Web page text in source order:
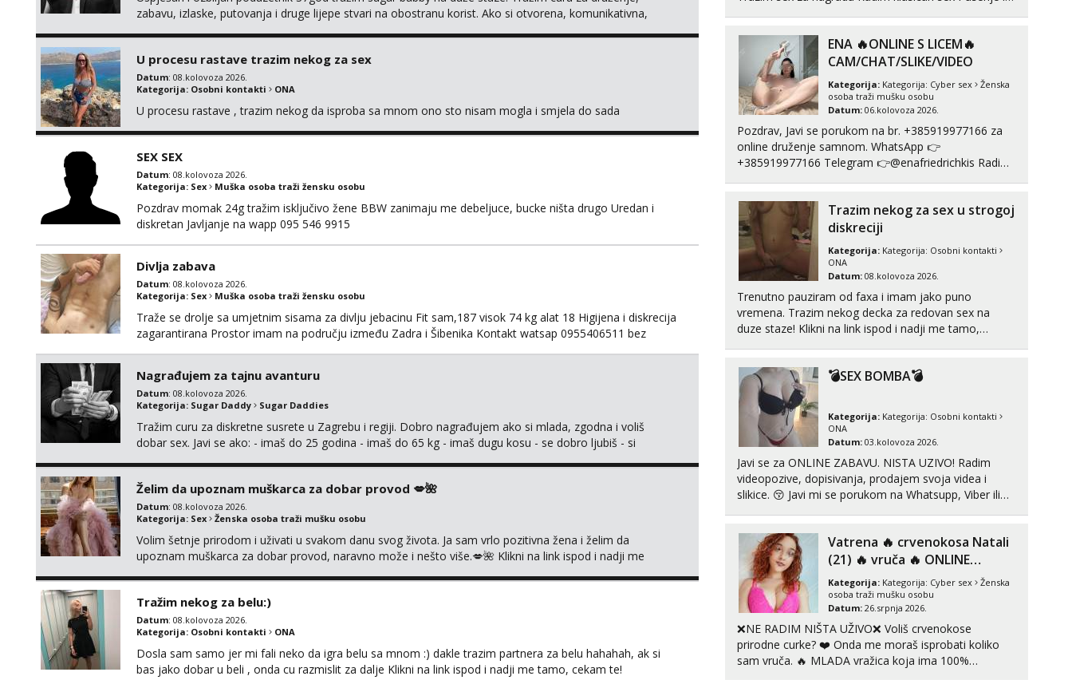
zabavu, izlaske, putovanja i druge lijepe stvari na obostranu korist. Ako si otvorena, komunikativna,
U procesu rastave trazim nekog za sex
Datum: 08.kolovoza 2026.
Kategorija: Osobni kontakti ONA
U procesu rastave , trazim nekog da isproba sa mnom ono sto nisam mogla i smjela do sada
SEX SEX
Datum: 08.kolovoza 2026.
Kategorija: Sex Muška osoba traži žensku osobu
Pozdrav momak 24g tražim isključivo žene BBW zanimaju me debeljuce, bucke ništa drugo Uredan i
diskretan Javljanje na wapp 095 546 9915
Divlja zabava
Datum: 08.kolovoza 2026.
Kategorija: Sex Muška osoba traži žensku osobu
Traže se drolje sa umjetnim sisama za divlju jebacinu Fit sam,187 visok 74 kg alat 18 Higijena i diskrecija
zagarantirana Prostor imam na području između Zadra i Šibenika Kontakt watsap 0955406511 bez
Nagrađujem za tajnu avanturu
Datum: 08.kolovoza 2026.
Kategorija: Sugar Daddy Sugar Daddies
Tražim curu za diskretne susrete u Zagrebu i regiji. Dobro nagrađujem ako si mlada, zgodna i voliš
dobar sex. Javi se ako: - imaš do 25 godina - imaš do 65 kg - imaš dugu kosu - se dobro ljubiš - si
Želim da upoznam muškarca za dobar provod 💋🌺
Datum: 08.kolovoza 2026.
Kategorija: Sex Ženska osoba traži mušku osobu
Volim šetnje prirodom i uživati u svakom danu svog života. Ja sam vrlo pozitivna žena i želim da
upoznam muškarca za dobar provod, naravno može i nešto više.💋🌺 Klikni na link ispod i nadji me
Tražim nekog za belu:)
Datum: 08.kolovoza 2026.
Kategorija: Osobni kontakti ONA
Dosla sam samo jer mi fali neko da igra belu sa mnom :) dakle trazim partnera za belu hahahah, ak si
bas jako dobar u beli , onda cu razmislit za dalje Klikni na link ispod i nadji me tamo, cekam te!
Zara
Razgovaram :)
Tel: 064/677-677 - Kod: #123
tel:0,93€ - mob:1,12€ min
Obavijesti me kada se oslobodi
Anđela
Čekam tvoj poziv!
neljubim se Wha...ENA 🔥ONLINE S LICEM🔥
CAM/CHAT/SLIKE/VIDEO
Kategorija: Kategorija: Cyber sex
Ženska
osoba traži mušku osobu
Datum: 06.kolovoza 2026.
Pozdrav, Javi se porukom na br. +385919977166 za
online druženje samnom. WhatsApp 👉
+385919977166 Telegram 👉@enafriedrichkis Radim
štikle, samostojeće itd. Nudim svakakva videa seksa,
puš...
Trazim nekog za sex u strogoj
diskreciji
Kategorija: Kategorija: Osobni kontakti
ONA
Datum: 08.kolovoza 2026.
Trenutno pauziram od faxa i imam jako puno
vremena. Trazim nekog decka za redovan sex na
duze staze! Klikni na link ispod i nadji me tamo,
💣SEX BOMBA💣
Kategorija: Kategorija: Osobni kontakti
ONA
Datum: 03.kolovoza 2026.
Javi se za ONLINE ZABAVU. NISTA UZIVO! Radim
videopozive, dopisivanja, prodajem svoja videa i
slikice. 😚 Javi mi se porukom na Whatsupp, Viber ili
Vatrena ‎️‍🔥 crvenokosa Natali
(21) ‎️‍🔥 vruča‎ ️‍🔥 ONLINE
ZABAVA
Kategorija: Kategorija: Cyber sex
Ženska
osoba traži mušku osobu
Datum: 26.srpnja 2026.
❌NE RADIM NIŠTA UŽIVO❌ Voliš crvenokose
prirodne curke? ❤️ Onda me moraš isprobati koliko
sam vruča.‎ ️‍🔥 MLADA vražica koja ima 100%